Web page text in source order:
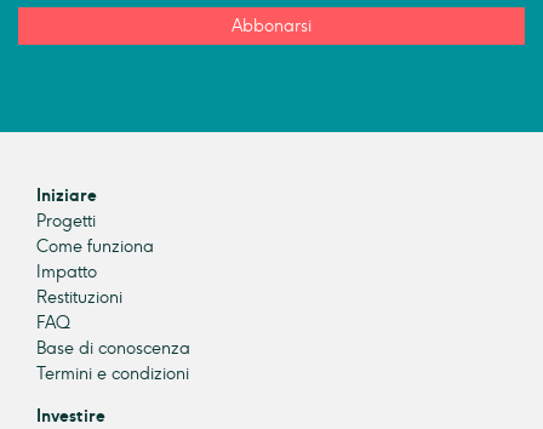
Abbonarsi
Iniziare
Progetti
Come funziona
Impatto
Restituzioni
FAQ
Base di conoscenza
Termini e condizioni
Investire